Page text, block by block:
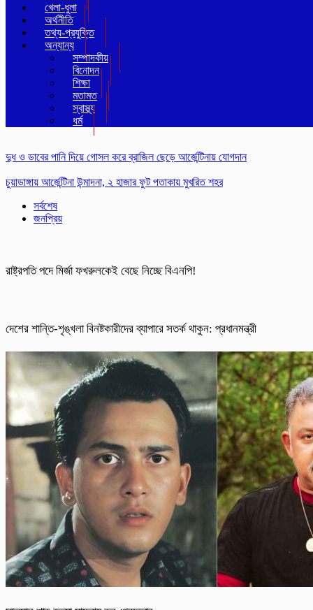
খেলা-ধুলা
অর্থনীতি
তথ্য-প্রযুক্তি
অন্যান্য
সম্পাদকীয়
বিনোদন
শিক্ষা
মতামত
স্বাস্থ্য
ধর্ম
দুধ ও ডাবের পানি দিয়ে গোসল করে ব্রাজিল ছেড়ে আর্জেন্টিনায় যোগদান
চুয়াডাঙ্গায় আর্জেন্টিনা উন্মাদনা, ২ হাজার ফুট পতাকায় মুখরিত শহর
সর্বশেষ
জনপ্রিয়
রাষ্ট্রপতি পদে মির্জা ফখরুলকেই বেছে নিচ্ছে বিএনপি!
দেশের শান্তি-শৃঙ্খলা বিনষ্টকারীদের ব্যাপারে সতর্ক থাকুন: প্রধানমন্ত্রী